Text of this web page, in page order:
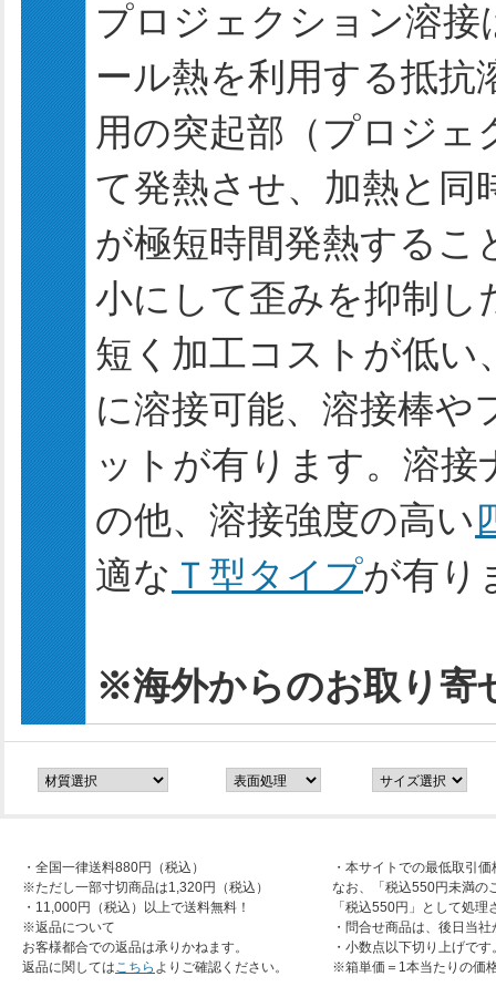
プロジェクション溶
ール熱を利用する抵抗
用の突起部（プロジ
て発熱させ、加熱と同
が極短時間発熱する
小にして歪みを抑制し
短く加工コストが低い
に溶接可能、溶接棒や
ットが有ります。溶
の他、溶接強度の高い
適な Ｔ型タイプが有り
※海外からのお取り寄
・全国一律送料880円（税込）
※ただし一部寸切商品は1,320円（税込）
・11,000円（税込）以上で送料無料！
※返品について
お客様都合での返品は承りかねます。
返品に関してはこちら よりご確認ください。
・本サイトでの最低取引
なお、「税込550円未満の
「税込550円」として処
・問合せ商品は、後日当
・小数点以下切り上げです
※箱単価＝1本当たりの価